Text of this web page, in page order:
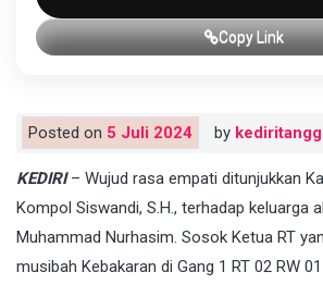
Copy Link
Posted on 5 Juli 2024 by
KEDIRI– Wujud rasa empati ditunjukkan
Kompol Siswandi, S.H., terhadap keluarga
Muhammad Nurhasim. Sosok Ketua RT
musibah Kebakaran di Gang 1 RT 02 RW